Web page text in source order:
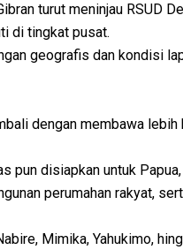
turut meninjau RSUD
di tingkat pusat.
geografis dan kondisi
dengan membawa
pun disiapkan untuk
perumahan rakyat,
Mimika, Yahukimo,